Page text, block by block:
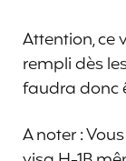
Attention, ce
rempli dès
faudra donc
A noter :